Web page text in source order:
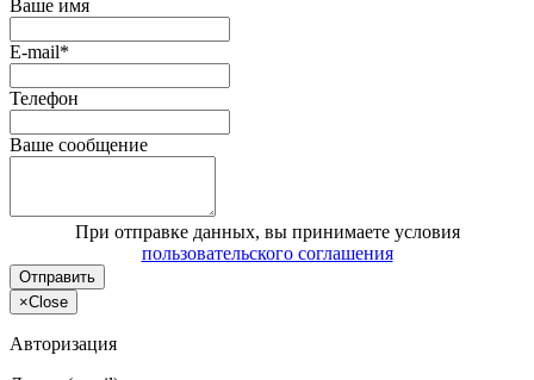
Ваше имя
E-mail*
Телефон
Ваше сообщение
При отправке данных, вы принимаете условия
пользовательского соглашения
Отправить
×Close
Авторизация